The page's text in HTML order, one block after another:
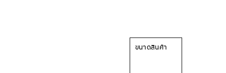
ขนาดสินค้า